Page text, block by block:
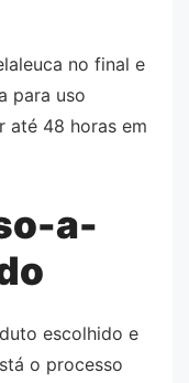
no final e
para uso
até 48 horas em
a-
escolhido e
o processo